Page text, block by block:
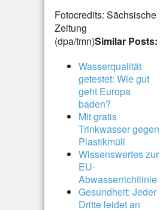
Fotocredits: Sächsische
Zeitung
(dpa/tmn)Similar Posts:
Wasserqualität
getestet: Wie gut
geht Europa
baden?
Mit gratis
Trinkwasser gegen
Plastikmüll
Wissenswertes zur
EU-
Abwasserrichtlinie
Gesundheit: Jeder
Dritte leidet an